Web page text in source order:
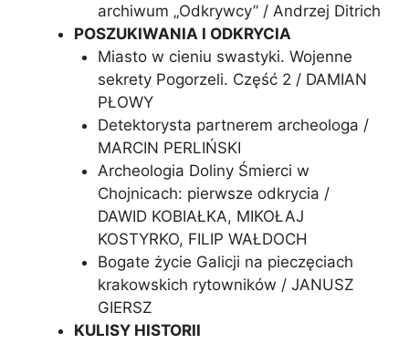
archiwum „Odkrywcy” / Andrzej Ditrich
POSZUKIWANIA I ODKRYCIA
Miasto w cieniu swastyki. Wojenne
sekrety Pogorzeli. Część 2 / DAMIAN
PŁOWY
Detektorysta partnerem archeologa /
MARCIN PERLIŃSKI
Archeologia Doliny Śmierci w
Chojnicach: pierwsze odkrycia /
DAWID KOBIAŁKA, MIKOŁAJ
KOSTYRKO, FILIP WAŁDOCH
Bogate życie Galicji na pieczęciach
krakowskich rytowników / JANUSZ
GIERSZ
KULISY HISTORII